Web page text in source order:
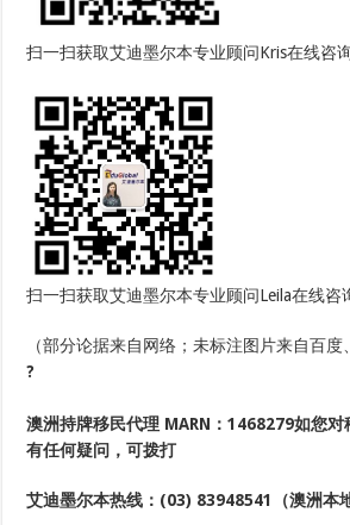
扫一扫获取艾迪墨尔本专业顾问Kris在线咨
扫一扫获取艾迪墨尔本专业顾问Leila在线咨
（部分论据来自网络；未标注图片来自百度
?
澳洲持牌移民代理 MARN：1468279如您对
有任何疑问，可拨打
艾迪墨尔本热线： (03) 83948541 （澳洲本